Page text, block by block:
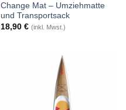
Change Mat – Umziehmatte
und Transportsack
18,90 € (inkl. Mwst.)